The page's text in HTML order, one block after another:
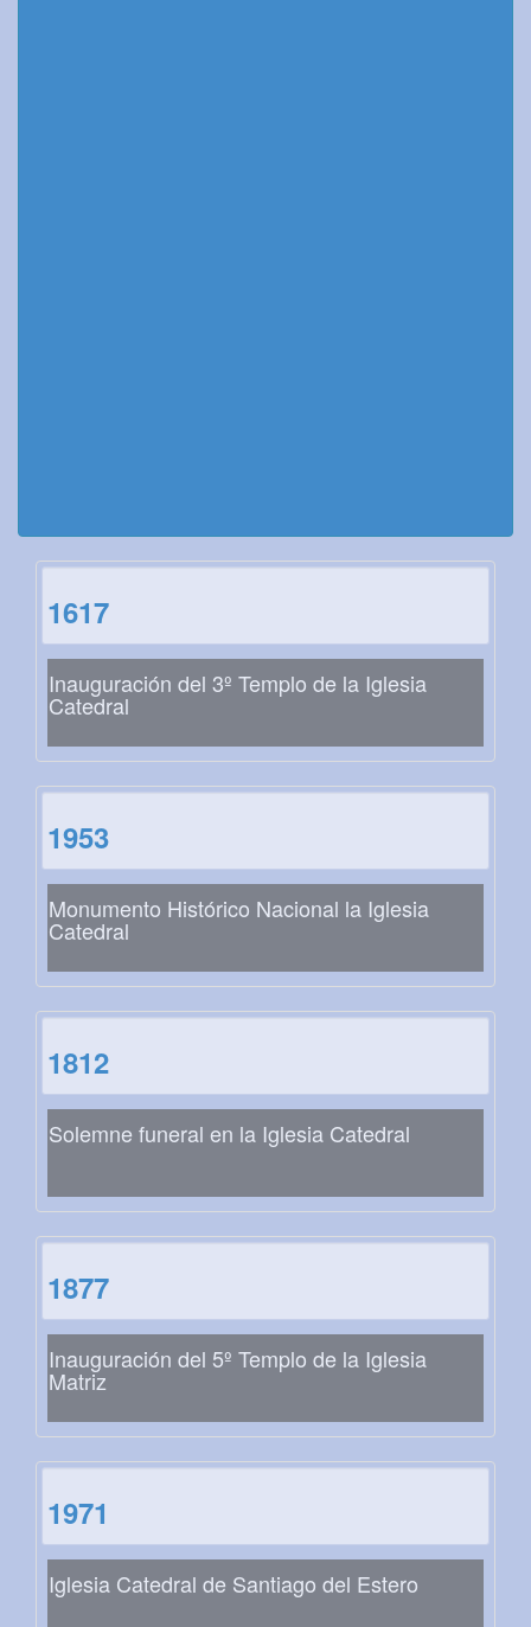
1617
Inauguración del 3º Templo de la Iglesia
Catedral
1953
Monumento Histórico Nacional la Iglesia
Catedral
1812
Solemne funeral en la Iglesia Catedral
1877
Inauguración del 5º Templo de la Iglesia
Matriz
1971
Iglesia Catedral de Santiago del Estero